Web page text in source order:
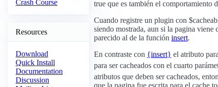
Crash Course
Resources
Download
Quick Install
Documentation
Discussion
true que es también el comportamiento
Cuando registre un plugin con
siendo mostrada, aun si la pagina
parecido al de la función insert.
En contraste con {insert} el atributo
para ser cacheados con el cuarto
atributos que deben ser cacheados,
que la pagina fue escrita para el cache